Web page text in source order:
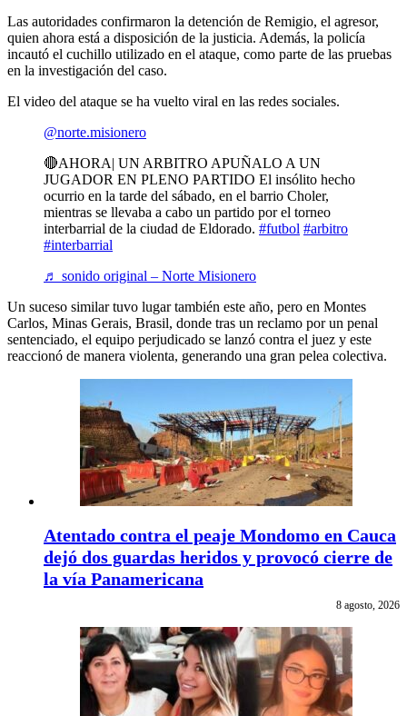
Las autoridades confirmaron la detención de Remigio, el agresor,
quien ahora está a disposición de la justicia. Además, la policía
incautó el cuchillo utilizado en el ataque, como parte de las pruebas
en la investigación del caso.
El video del ataque se ha vuelto viral en las redes sociales.
@norte.misionero
🔴AHORA| UN ARBITRO APUÑALO A UN
JUGADOR EN PLENO PARTIDO El insólito hecho
ocurrio en la tarde del sábado, en el barrio Choler,
mientras se llevaba a cabo un partido por el torneo
interbarrial de la ciudad de Eldorado. #futbol #arbitro
#interbarrial
♬ sonido original – Norte Misionero
Un suceso similar tuvo lugar también este año, pero en Montes
Carlos, Minas Gerais, Brasil, donde tras un reclamo por un penal
sentenciado, el equipo perjudicado se lanzó contra el juez y este
reaccionó de manera violenta, generando una gran pelea colectiva.
Atentado contra el peaje Mondomo en Cauca
dejó dos guardas heridos y provocó cierre de
la vía Panamericana
8 agosto, 2026